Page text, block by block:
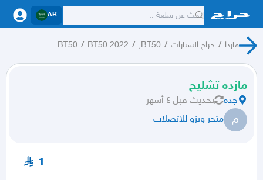
AR
مازدا / حراج السيارات /
BT50,
/
BT50 2022
/
BT50
مازده تشليح
جده تحديث قبل ٤ أشهر
م متجر ويزو للاتصلات
1